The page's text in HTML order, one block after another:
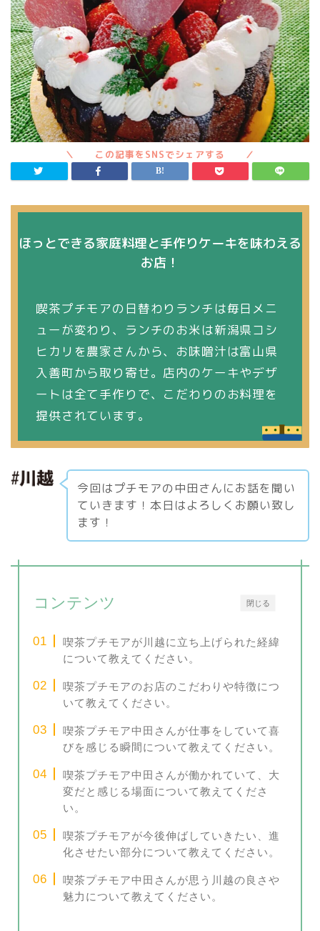
ほっとできる家庭料理と手作りケーキを味わえる
お店！
喫茶プチモアの日替わりランチは毎日メニ
ューが変わり、ランチのお米は新潟県コシ
ヒカリを農家さんから、お味噌汁は富山県
入善町から取り寄せ。店内のケーキやデザ
ートは全て手作りで、こだわりのお料理を
提供されています。
今回はプチモアの中田さんにお話を聞い
ていきます！本日はよろしくお願い致し
ます！
閉じる
コンテンツ
喫茶プチモアが川越に立ち上げられた経緯
について教えてください。
喫茶プチモアのお店のこだわりや特徴につ
いて教えてください。
喫茶プチモア中田さんが仕事をしていて喜
びを感じる瞬間について教えてください。
喫茶プチモア中田さんが働かれていて、大
変だと感じる場面について教えてくださ
い。
喫茶プチモアが今後伸ばしていきたい、進
化させたい部分について教えてください。
喫茶プチモア中田さんが思う川越の良さや
魅力について教えてください。